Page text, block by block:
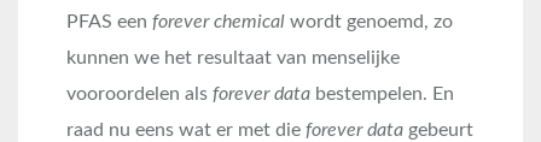
PFAS een forever chemical wordt genoemd, zo
kunnen we het resultaat van menselijke
vooroordelen als forever data bestempelen. En
raad nu eens wat er met die forever data gebeurt